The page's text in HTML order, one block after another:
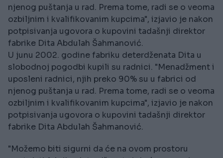
njenog puštanja u rad. Prema tome, radi se o veoma
ozbiljnim i kvalifikovanim kupcima", izjavio je nakon
potpisivanja ugovora o kupovini tadašnji direktor
fabrike Dita Abdulah Šahmanović.
U junu 2002. godine fabriku deterdženata Dita u
slobodnoj pogodbi kupili su radnici. "Menadžment i
uposleni radnici, njih preko 90% su u fabrici od
njenog puštanja u rad. Prema tome, radi se o veoma
ozbiljnim i kvalifikovanim kupcima", izjavio je nakon
potpisivanja ugovora o kupovini tadašnji direktor
fabrike Dita Abdulah Šahmanović.
"Možemo biti sigurni da će na ovom prostoru